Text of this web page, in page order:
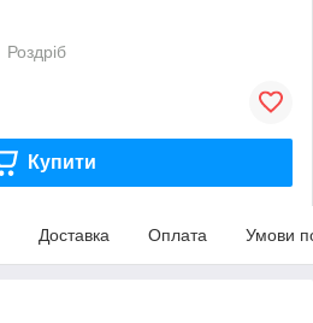
Роздріб
Купити
Доставка Оплата Умови